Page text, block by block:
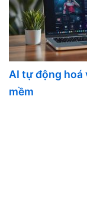
AI tự động hoá
mềm